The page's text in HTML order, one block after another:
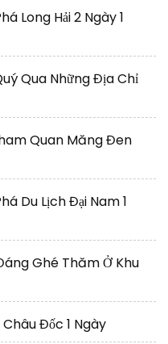
Long Hải 2 Ngày 1
Qua Những Địa Chỉ
Quan Măng Đen
Du Lịch Đại Nam 1
Ghé Thăm Ở Khu
Đốc 1 Ngày